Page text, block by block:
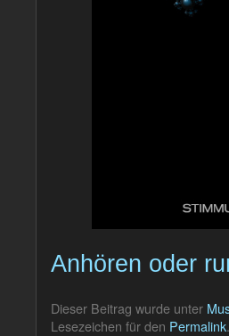
Anhören oder
Dieser Beitrag wurde unter
Lesezeichen für den Permalink.